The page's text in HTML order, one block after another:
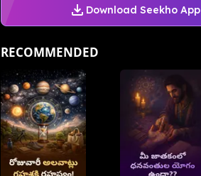
Download Seekho App
RECOMMENDED